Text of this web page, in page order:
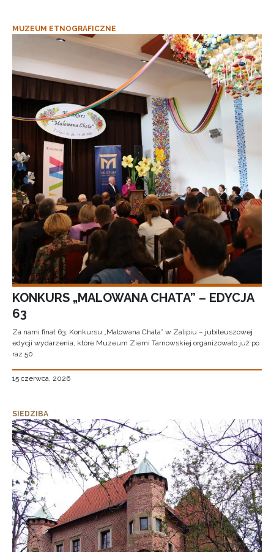
MUZEUM ETNOGRAFICZNE
KONKURS „MALOWANA CHATA” – EDYCJA
63
Za nami finał 63. Konkursu „Malowana Chata” w Zalipiu – jubileuszowej
edycji wydarzenia, które Muzeum Ziemi Tarnowskiej organizowało już po
raz 50.
15 czerwca, 2026
SIEDZIBA